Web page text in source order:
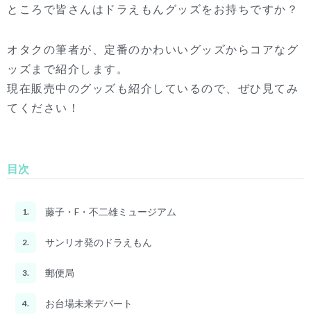
ところで皆さんはドラえもんグッズをお持ちですか？
オタクの筆者が、定番のかわいいグッズからコアなグ
ッズまで紹介します。
現在販売中のグッズも紹介しているので、ぜひ見てみ
てください！
目次
1. 藤子・F・不二雄ミュージアム
2. サンリオ発のドラえもん
3. 郵便局
4. お台場未来デパート